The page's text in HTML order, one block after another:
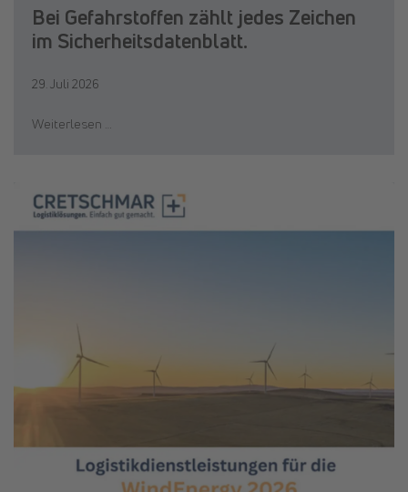
Bei Gefahrstoffen zählt jedes Zeichen
im Sicherheitsdatenblatt.
29. Juli 2026
Weiterlesen …